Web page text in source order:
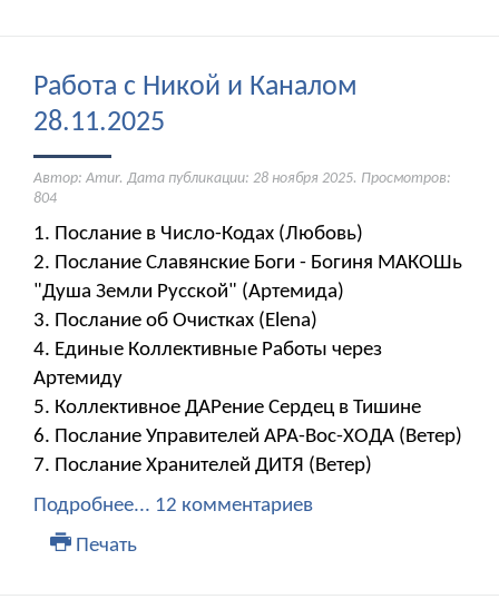
Работа с Никой и Каналом
28.11.2025
Автор: Amur. Дата публикации: 28 ноября 2025. Просмотров:
804
1. Послание в Число-Кодах (Любовь)
2. Послание Славянские Боги - Богиня МАКОШь
"Душа Земли Русской" (Артемида)
3. Послание об Очистках (Elena)
4. Единые Коллективные Работы через
Артемиду
5. Коллективное ДАРение Сердец в Тишине
6. Послание Управителей АРА-Вос-ХОДА (Ветер)
7. Послание Хранителей ДИТЯ (Ветер)
Подробнее... 12 комментариев
Печать